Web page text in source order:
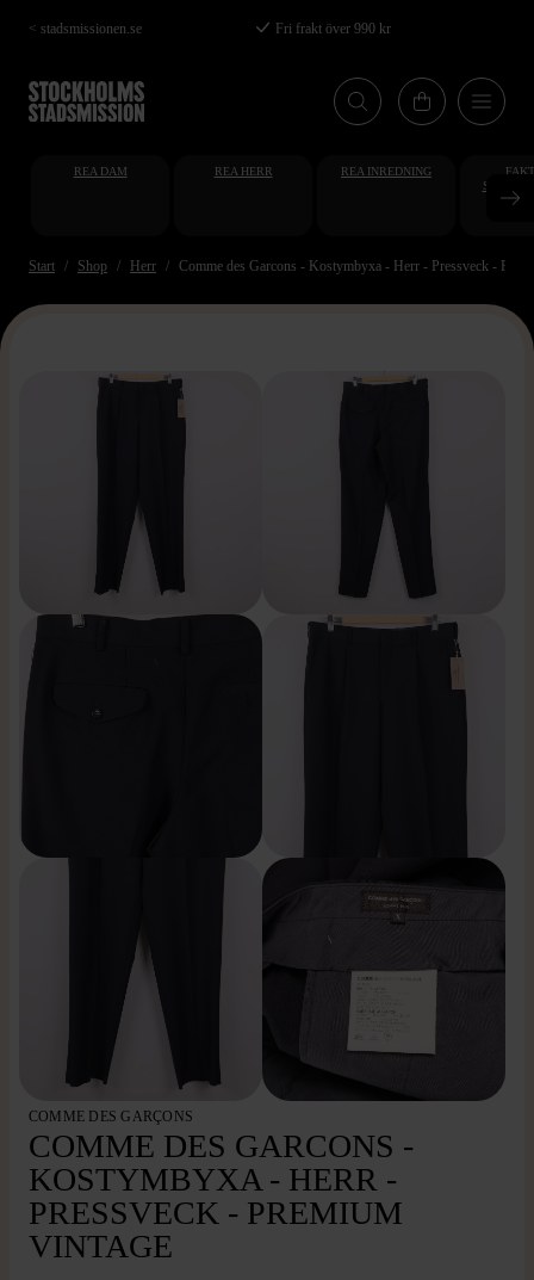
Hoppa
till
huvudinnehåll
< stadsmissionen.se Fri frakt över 990 kr
REA DAM REA HERR REA INREDNING
Start Shop Herr Comme des Garcons - Kostymbyxa - Herr - Pressveck -
COMME DES GARÇONS
COMME DES GARCONS -
KOSTYMBYXA - HERR -
PRESSVECK - PREMIUM
VINTAGE